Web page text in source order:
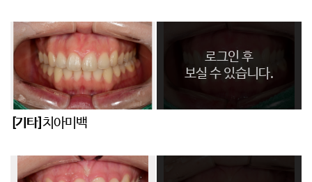
로그인 후
보실 수 있습니다.
[기타] 치아미백